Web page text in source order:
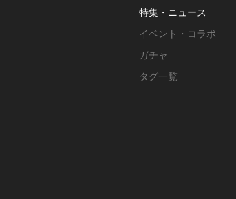
特集・ニュース
イベント・コラボ
ガチャ
タグ一覧